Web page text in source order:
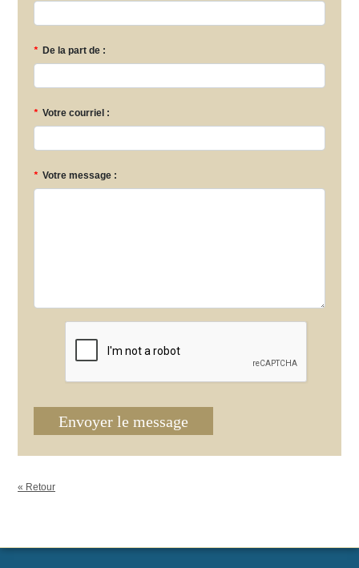
* De la part de :
* Votre courriel :
* Votre message :
Envoyer le message
« Retour